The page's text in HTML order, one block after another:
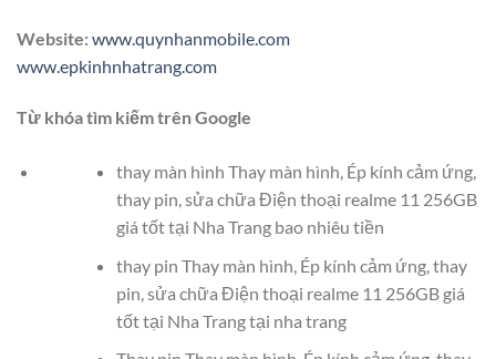
Website:www.quynhanmobile.com
www.epkinhnhatrang.com
Từ khóa tìm kiếm trên Google
thay màn hình Thay màn hình, Ép kính cảm ứng,
thay pin, sửa chữa Điện thoại realme 11 256GB
giá tốt tại Nha Trang bao nhiêu tiền
thay pin Thay màn hình, Ép kính cảm ứng, thay
pin, sửa chữa Điện thoại realme 11 256GB giá
tốt tại Nha Trang tại nha trang